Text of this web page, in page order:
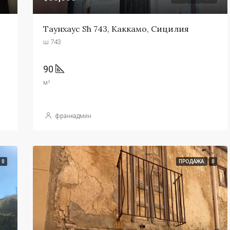
Таунхаус Sh 743, Каккамо, Сицилия
ш 743
90
м²
франкадмин
0 ПРОДАЖА 0